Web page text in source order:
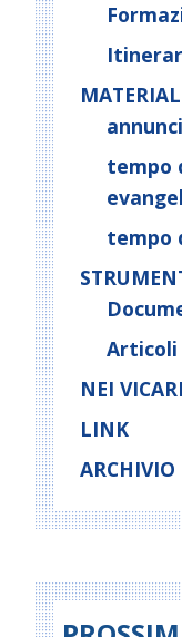
tempo
tempo
Articoli
NEI
LINK
ARCHIVIO